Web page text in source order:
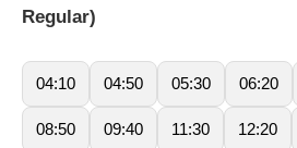
Regular)
04:10 04:50 05:30 06:20
08:50 09:40 11:30 12:20